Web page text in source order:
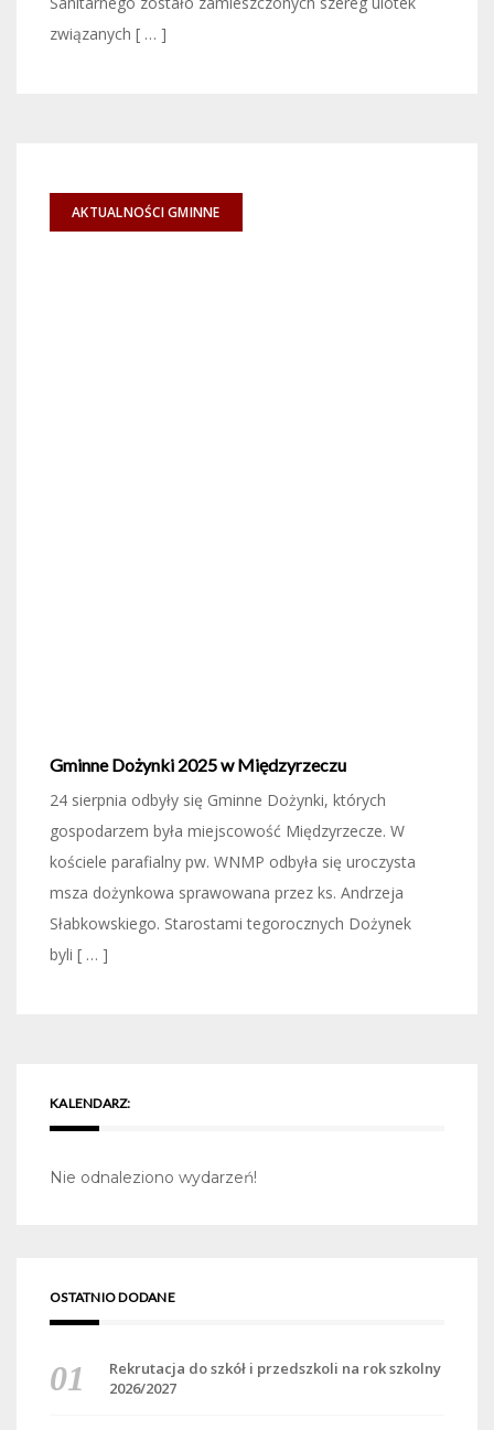
związanych [ … ]
AKTUALNOŚCI GMINNE
Gminne Dożynki 2025 w Międzyrzeczu
24 sierpnia odbyły się Gminne Dożynki, których
gospodarzem była miejscowość Międzyrzecze. W
kościele parafialny pw. WNMP odbyła się uroczysta
msza dożynkowa sprawowana przez ks. Andrzeja
Słabkowskiego. Starostami tegorocznych Dożynek
byli [ … ]
KALENDARZ:
Nie odnaleziono wydarzeń!
OSTATNIO DODANE
Rekrutacja do szkół i przedszkoli na rok szkolny
2026/2027